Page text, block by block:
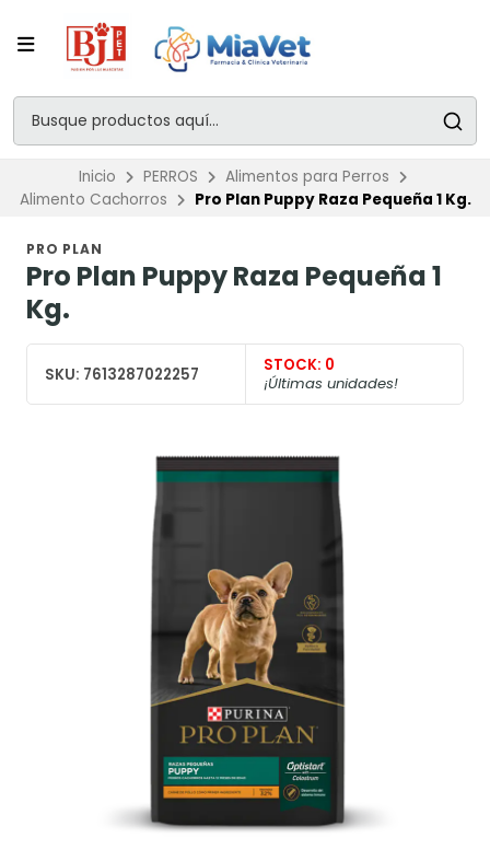
Inicio PERROS
Alimentos para Perros
Alimento Cachorros
Pro Plan Puppy Raza Pequeña 1 Kg.
PRO PLAN
Pro Plan Puppy Raza Pequeña 1
Kg.
SKU: 7613287022257 STOCK: 0
¡Últimas unidades!